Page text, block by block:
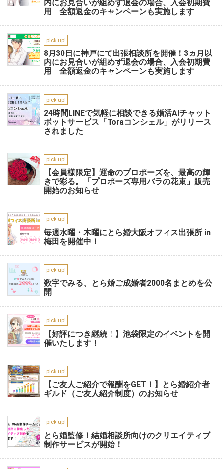
内にお見合いが組めず退会の場合、入会初期費
用 全額返金のキャンペーンも実施します
pick up!
8月30日に神戸にて出張相談所を開催！3ヵ月以
内にお見合いが組めず退会の場合、入会初期費
用 全額返金のキャンペーンも実施します
pick up!
24時間LINEで気軽に相談できる婚活AIチャット
ボットサービス「Toraコンシェル」がリリース
されました
pick up!
【会員様限定】運命のプロポーズを、最高の輝
きで彩る。「プロポーズ専用バラの花束」販売
開始のお知らせ
pick up!
毎週水曜・木曜にとら婚大阪オフィス出張所 in
梅田を開催中！
pick up!
数字でみる、とら婚ご成婚者2000名まとめを公
開
pick up!
【好評につき継続！】池袋限定のイベントを開
催いたします！
pick up!
【ご友人ご紹介で報酬をGET！】とら婚紹介者
ギルド（ご友人紹介制度）のお知らせ
pick up!
とら婚監修！結婚相談所向けのクリエイティブ
制作サービスが開始！